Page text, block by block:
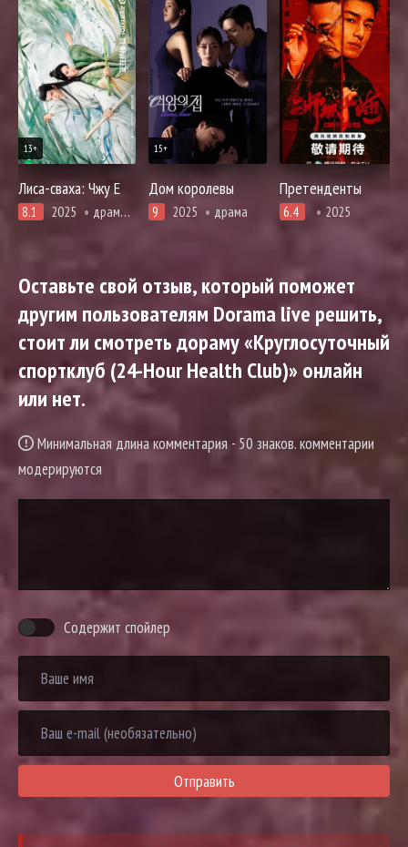
13+
Лиса-сваха: Чжу Е
8.1 2025 драма, единоборства, романтика, сянься, фэнтези
15+
Дом королевы
9 2025 драма
Претенденты
6.4 2025
Оставьте свой отзыв, который поможет
другим пользователям Dorama live решить,
стоит ли смотреть дораму «Круглосуточный
спортклуб (24-Hour Health Club)» онлайн
или нет.
Минимальная длина комментария - 50 знаков. комментарии
модерируются
Содержит спойлер
Отправить